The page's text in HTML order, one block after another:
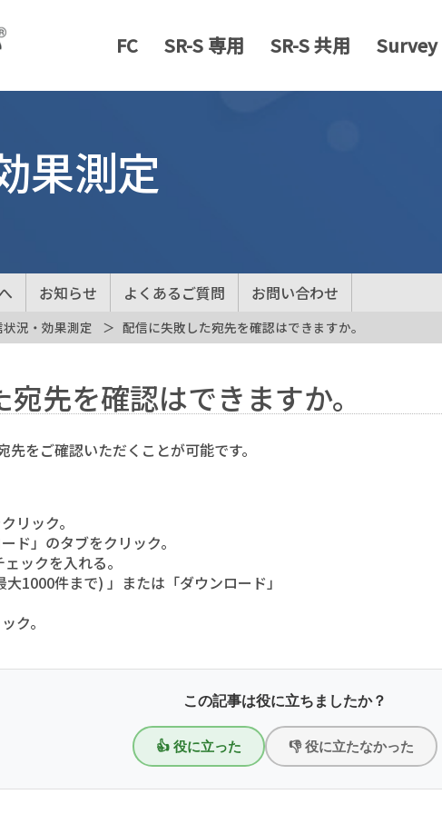
FC SR-S 専用 SR-S 共用 Survey
果測定
お知らせ よくあるご質問 お問い合わせ
況・効果測定 配信に失敗した宛先を確認はできますか。
先を確認はできますか。
をご確認いただくことが可能です。
リック。
ド」のタブをクリック。
ックを入れる。
1000件まで) 」または「ダウンロード」
ク。
この記事は役に立ちましたか？
👍 役に立った 👎 役に立たなかった